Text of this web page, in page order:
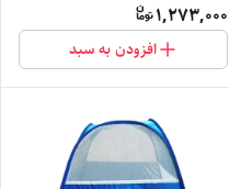
1,273,000
افزودن به سبد